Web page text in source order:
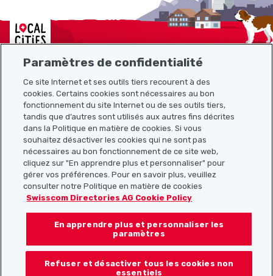
Localcities
Plan du site
Liens utiles
Télécharger l’application Localcities
Suis-nous sur les réseaux sociaux :
Paramètres de confidentialité
Ce site Internet et ses outils tiers recourent à des
cookies. Certains cookies sont nécessaires au bon
fonctionnement du site Internet ou de ses outils tiers,
tandis que d’autres sont utilisés aux autres fins décrites
dans la Politique en matière de cookies. Si vous
souhaitez désactiver les cookies qui ne sont pas
nécessaires au bon fonctionnement de ce site web,
cliquez sur "En apprendre plus et personnaliser" pour
gérer vos préférences. Pour en savoir plus, veuillez
consulter notre Politique en matière de cookies
Swisscom Directories AG Cookie Policy
En apprendre plus et personnaliser les
paramètres
Refuser et désactiver tous les cookies non
essentiels